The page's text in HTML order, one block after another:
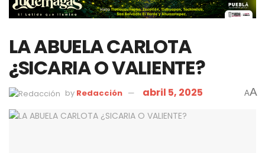
LA ABUELA CARLOTA
¿SICARIA O VALIENTE?
by Redacción abril 5, 2025 AA